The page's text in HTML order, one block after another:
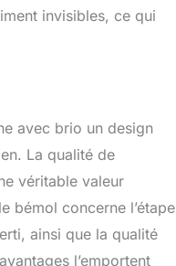
invisibles, ce qui
avec brio un design
La qualité de
véritable valeur
bémol concerne l’étape
ainsi que la qualité
l’emportent